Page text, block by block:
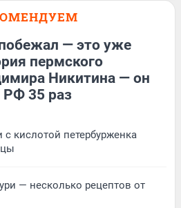
— это уже
пермского
Никитина — он
35 раз
кислотой петербурженка
— несколько рецептов от